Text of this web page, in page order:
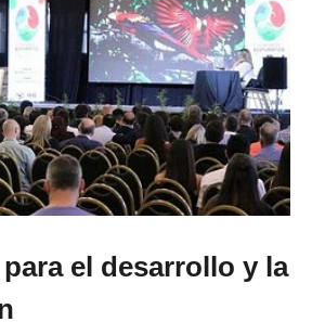
el desarrollo y la